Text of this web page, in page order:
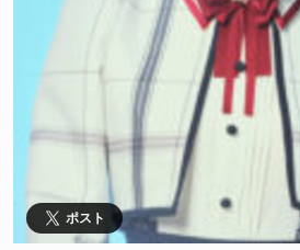
ポスト